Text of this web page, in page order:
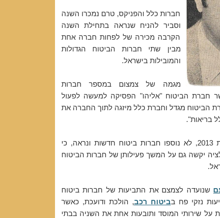
חברות כלל והפניקס, טרם נמכרו השנה
וסביר להניח שנראה בתחילת השנה
הקרבה מכירה של לפחות חברה אחת
מבין שתי חברות הביטוח הגדולות
והמובילות בישראל.
מגמה של צמצום במספר חברות
חברת הביטוח "אליהו" הפסיקה למעשה לפעול
הביטוח מגדל וחברת כלל מיזגה לתוך החברה את
בריאות".
למוותר לציין, כי בשנת 2013, לא נוספו חברות ביטוח חדשות ונראה, כי
יקשה גם על המשך פעילותן של חברות הביטוח
שנועדה לצמצם את התביעות של חברות ביטוח
נזקי פח בביטוח רכב, הולכת ודועכת, כאשר
על שירותי המוסד ותובעות אחת את השניה בבתי